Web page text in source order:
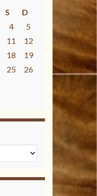
S
D
4
5
11
12
18
19
25
26